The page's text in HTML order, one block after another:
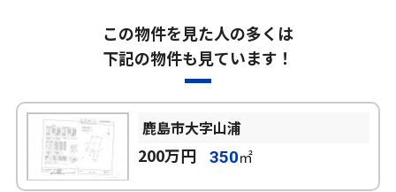
この物件を見た人の多くは
下記の物件も見ています！
鹿島市大字山浦
200万円 350㎡